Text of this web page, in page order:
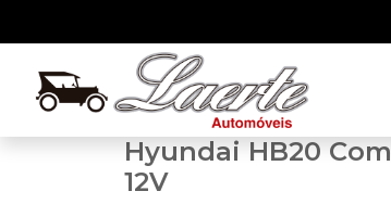
Hyundai HB20
12V